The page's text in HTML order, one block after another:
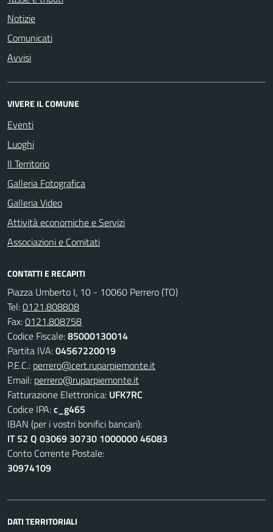
Notizie
Comunicati
Avvisi
VIVERE IL COMUNE
Eventi
Luoghi
Il Territorio
Galleria Fotografica
Galleria Video
Attività economiche e Servizi
Associazioni e Comitati
CONTATTI E RECAPITI
Piazza Umberto I, 10 - 10060 Perrero (TO)
Tel:0121.808808
Fax:0121.808758
Codice Fiscale:85000130014
Partita IVA:04567220019
P.E.C.: perrero@cert.ruparpiemonte.it
Email: perrero@ruparpiemonte.it
Fatturazione Elettronica: UFK7RC
Codice IPA:c_g465
IBAN (per i vostri bonifici bancari):
IT 52 Q 03069 30730 1000000 46083
Conto Corrente Postale:
30974109
DATI TERRITORIALI